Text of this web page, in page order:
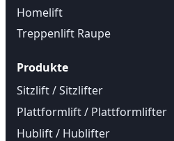
Homelift
Treppenlift Raupe
Produkte
Sitzlift / Sitzlifter
Plattformlift / Plattformlifter
Hublift / Hublifter